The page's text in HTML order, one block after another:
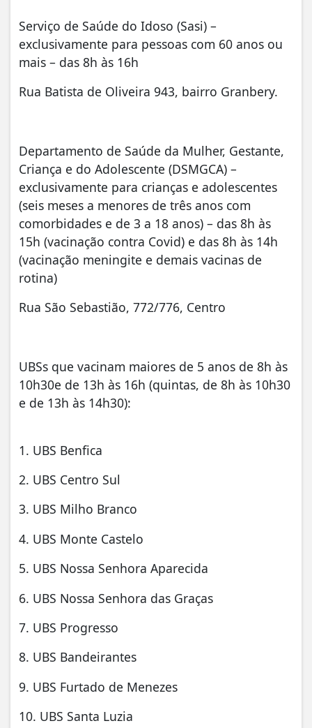
Serviço de Saúde do Idoso (Sasi) –
exclusivamente para pessoas com 60 anos ou
mais – das 8h às 16h
Rua Batista de Oliveira 943, bairro Granbery.
Departamento de Saúde da Mulher, Gestante,
Criança e do Adolescente (DSMGCA) –
exclusivamente para crianças e adolescentes
(seis meses a menores de três anos com
comorbidades e de 3 a 18 anos) – das 8h às
15h (vacinação contra Covid) e das 8h às 14h
(vacinação meningite e demais vacinas de
rotina)
Rua São Sebastião, 772/776, Centro
UBSs que vacinam maiores de 5 anos de 8h às
10h30e de 13h às 16h (quintas, de 8h às 10h30
e de 13h às 14h30):
1. UBS Benfica
2. UBS Centro Sul
3. UBS Milho Branco
4. UBS Monte Castelo
5. UBS Nossa Senhora Aparecida
6. UBS Nossa Senhora das Graças
7. UBS Progresso
8. UBS Bandeirantes
9. UBS Furtado de Menezes
10. UBS Santa Luzia